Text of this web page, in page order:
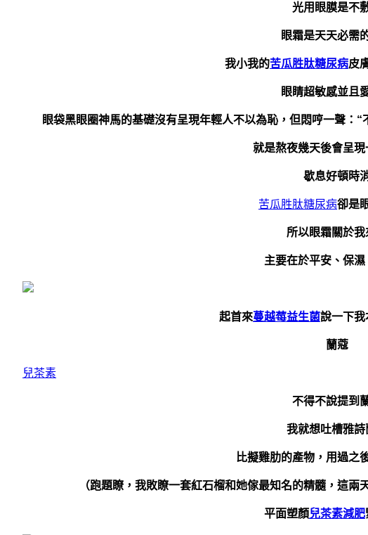
光用眼膜是不
眼霜是天天必需
我小我的苦瓜胜肽糖尿病皮
眼睛超敏感並且
眼袋黑眼圈神馬的基礎沒有呈現年輕人不以為恥，但悶哼一聲：
就是熬夜幾天後會呈
歇息好頓時
苦瓜胜肽糖尿病卻是
所以眼霜關於我
主要在於平安、保
起首來蔓越莓益生菌說一下我
蘭蔻
兒茶素
不得不說提到
我就想吐槽雅詩
比擬雞肋的產物，用過之
（跑題瞭，我敗瞭一套紅石榴和她傢最知名的精髓，這兩
平面塑顏兒茶素減肥